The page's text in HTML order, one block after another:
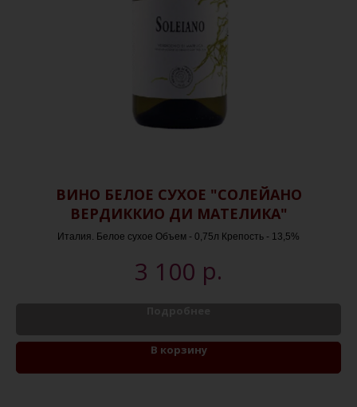
ВИНО БЕЛОЕ СУХОЕ "СОЛЕЙАНО
ВЕРДИККИО ДИ МАТЕЛИКА"
Италия. Белое сухое Объем - 0,75л Крепость - 13,5%
3 100 р.
В корзину